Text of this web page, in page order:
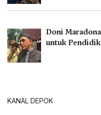
Doni
untuk
KANAL DEPOK